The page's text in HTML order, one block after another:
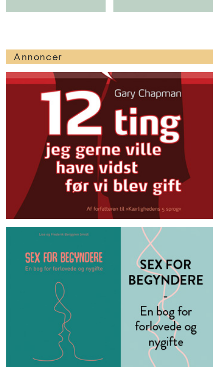
Annoncer